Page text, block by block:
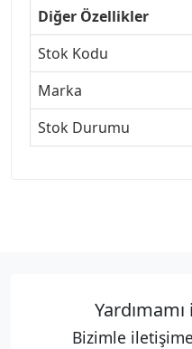
Diğer Özellikler
Stok Kodu
Marka
Stok Durumu
Yardımamı
Bizimle